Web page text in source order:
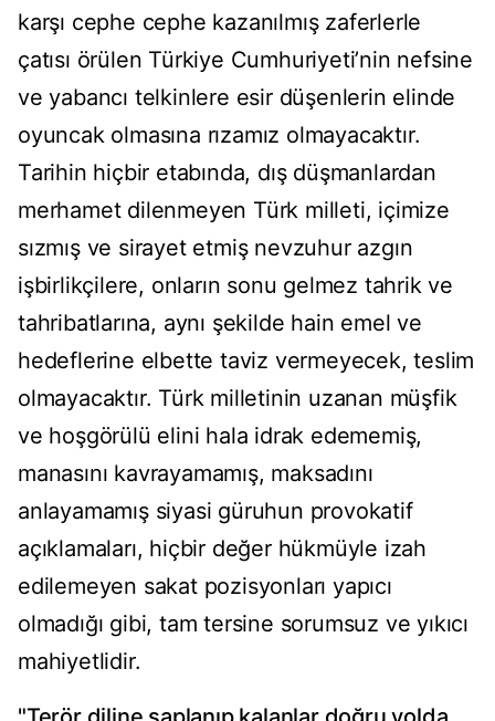
karşı cephe cephe kazanılmış zaferlerle
çatısı örülen Türkiye Cumhuriyeti’nin nefsine
ve yabancı telkinlere esir düşenlerin elinde
oyuncak olmasına rızamız olmayacaktır.
Tarihin hiçbir etabında, dış düşmanlardan
merhamet dilenmeyen Türk milleti, içimize
sızmış ve sirayet etmiş nevzuhur azgın
işbirlikçilere, onların sonu gelmez tahrik ve
tahribatlarına, aynı şekilde hain emel ve
hedeflerine elbette taviz vermeyecek, teslim
olmayacaktır. Türk milletinin uzanan müşfik
ve hoşgörülü elini hala idrak edememiş,
manasını kavrayamamış, maksadını
anlayamamış siyasi güruhun provokatif
açıklamaları, hiçbir değer hükmüyle izah
edilemeyen sakat pozisyonları yapıcı
olmadığı gibi, tam tersine sorumsuz ve yıkıcı
mahiyetlidir.